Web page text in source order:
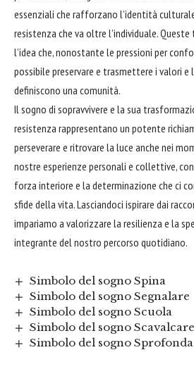
essenziali che rafforzano l’identità
resistenza che va oltre l’individuale.
l’idea che, nonostante le pressioni per
possibile preservare e trasmettere i valori e
definiscono una comunità.
Il sogno di sopravvivere e la sua
resistenza rappresentano un potente
perseverare e ritrovare la luce anche nei
nostre esperienze personali e collettive,
forza interiore e la determinazione che ci
sfide della vita. Lasciandoci ispirare dai
impariamo a valorizzare la resilienza e la
integrante del nostro percorso quotidiano.
Simbolo del sogno Spina
Simbolo del sogno Segnalare
Simbolo del sogno Scuola
Simbolo del sogno Scavalcare
Simbolo del sogno